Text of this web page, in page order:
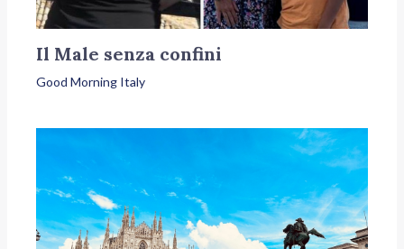
Il Male senza confini
Good Morning Italy